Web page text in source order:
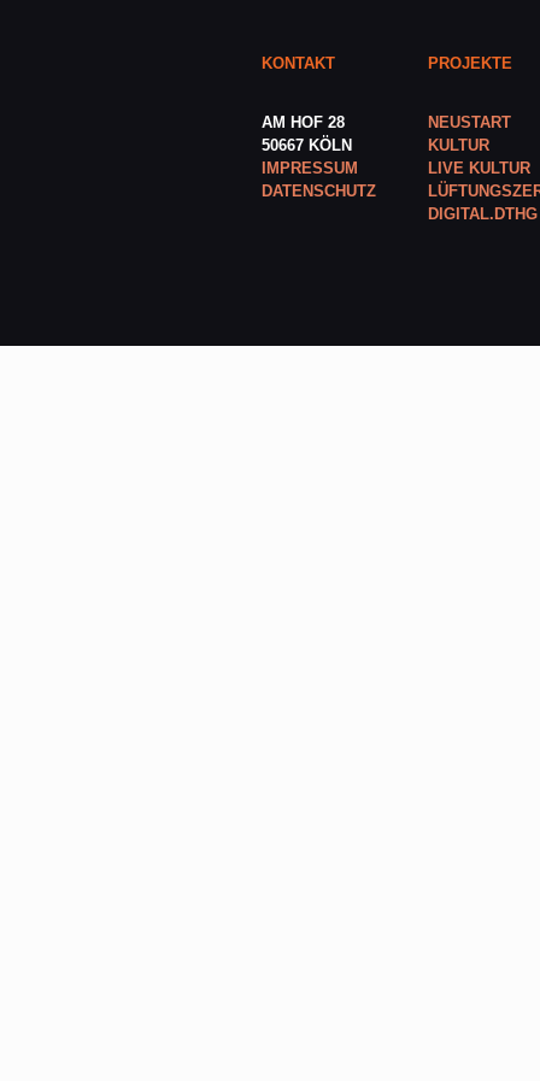
KONTAKT
AM HOF 28
50667 KÖLN
IMPRESSUM
DATENSCHUTZ
PROJEKTE
NEUSTART
KULTUR
LIVE KULTUR
DIGITAL.DTHG